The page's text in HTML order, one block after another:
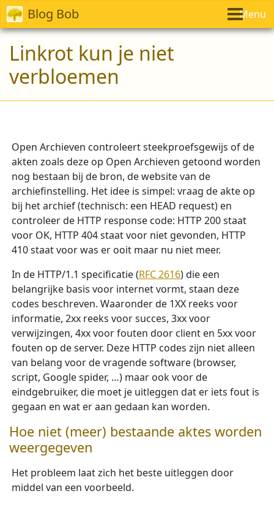
Blog Bob Menu
Linkrot kun je niet
verbloemen
Open Archieven controleert steekproefsgewijs of de
akten zoals deze op Open Archieven getoond worden
nog bestaan bij de bron, de website van de
archiefinstelling. Het idee is simpel: vraag de akte op
bij het archief (technisch: een HEAD request) en
controleer de HTTP response code: HTTP 200 staat
voor OK, HTTP 404 staat voor niet gevonden, HTTP
410 staat voor was er ooit maar nu niet meer.
In de HTTP/1.1 specificatie (RFC 2616) die een
belangrijke basis voor internet vormt, staan deze
codes beschreven. Waaronder de 1XX reeks voor
informatie, 2xx reeks voor succes, 3xx voor
verwijzingen, 4xx voor fouten door client en 5xx voor
fouten op de server. Deze HTTP codes zijn niet alleen
van belang voor de vragende software (browser,
script, Google spider, …) maar ook voor de
eindgebruiker, die moet je uitleggen dat er iets fout is
gegaan en wat er aan gedaan kan worden.
Hoe niet (meer) bestaande aktes worden
weergegeven
Het probleem laat zich het beste uitleggen door
middel van een voorbeeld.